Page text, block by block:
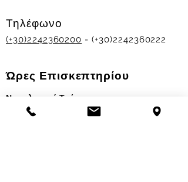
Τηλέφωνο
(+30)2242360200 - (+30)2242360222
Ώρες Επισκεπτηρίου
Νοσηλευτικά Τμήματα
Χειμερινό ωράριο: 11.00-13.00
17.30-19.30